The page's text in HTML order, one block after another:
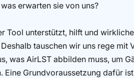
erwarten sie von uns?
Tool unterstützt, hilft und
tauschen wir uns rege mit
was AirLST abbilden muss, um
Eine Grundvoraussetzung dafür